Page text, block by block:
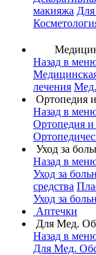
макияжа
Назад в
лечения
Ортопедия
Назад в
Ортопедия
Уход за
Назад в
Уход за
средства
Уход за
Аптечки
Для Мед.
Назад в
Для Мед.